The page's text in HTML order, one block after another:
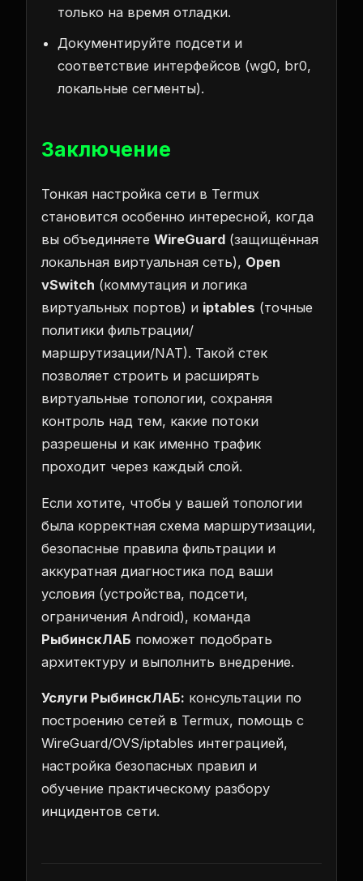
только на время отладки.
Документируйте подсети и
соответствие интерфейсов (wg0, br0,
локальные сегменты).
Заключение
Тонкая настройка сети в Termux
становится особенно интересной, когда
вы объединяете WireGuard (защищённая
локальная виртуальная сеть), Open
vSwitch (коммутация и логика
виртуальных портов) и iptables (точные
политики фильтрации/
маршрутизации/NAT). Такой стек
позволяет строить и расширять
виртуальные топологии, сохраняя
контроль над тем, какие потоки
разрешены и как именно трафик
проходит через каждый слой.
Если хотите, чтобы у вашей топологии
была корректная схема маршрутизации,
безопасные правила фильтрации и
аккуратная диагностика под ваши
условия (устройства, подсети,
ограничения Android), команда
РыбинскЛАБ поможет подобрать
архитектуру и выполнить внедрение.
Услуги РыбинскЛАБ: консультации по
построению сетей в Termux, помощь с
WireGuard/OVS/iptables интеграцией,
настройка безопасных правил и
обучение практическому разбору
инцидентов сети.